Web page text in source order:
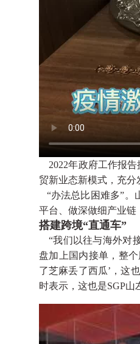
2022年政府工作报
贸新业态新模式，充分
“办法总比困难多”。
平台、做深做细产业链
搭建跨境“直通车”
“我们以往与海外对
盘加上国内接单，整
了芝麻丢了西瓜’，这
时表示，这也是SGP山